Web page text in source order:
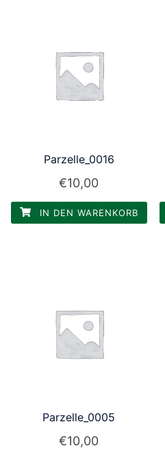
Parzelle_0016
€10,00
IN DEN WARENKORB
Parzelle_0005
€10,00